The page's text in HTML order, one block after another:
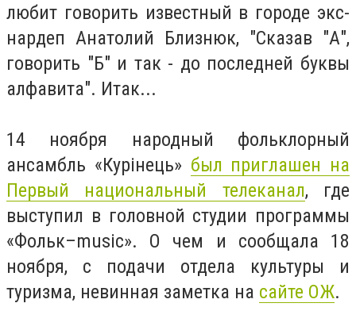
любит говорить известный в городе экс-
нардеп Анатолий Близнюк, "Сказав "А",
говорить "Б" и так - до последней буквы
алфавита". Итак...
14 ноября народный фольклорный
ансамбль «Курінець» был приглашен на
Первый национальный телеканал, где
выступил в головной студии программы
«Фольк–music». О чем и сообщала 18
ноября, с подачи отдела культуры и
туризма, невинная заметка на сайте ОЖ.